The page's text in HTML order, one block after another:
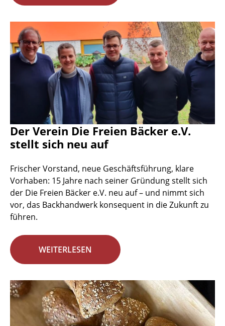
Der Verein Die Freien Bäcker e.V.
stellt sich neu auf
Frischer Vorstand, neue Geschäftsführung, klare
Vorhaben: 15 Jahre nach seiner Gründung stellt sich
der Die Freien Bäcker e.V. neu auf – und nimmt sich
vor, das Backhandwerk konsequent in die Zukunft zu
führen.
WEITERLESEN